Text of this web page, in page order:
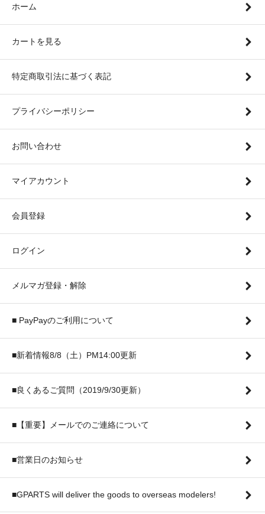
ホーム
カートを見る
特定商取引法に基づく表記
プライバシーポリシー
お問い合わせ
マイアカウント
会員登録
ログイン
メルマガ登録・解除
■ PayPayのご利用について
■新着情報8/8（土）PM14:00更新
■良くあるご質問（2019/9/30更新）
■【重要】メールでのご連絡について
■営業日のお知らせ
■GPARTS will deliver the goods to overseas modelers!